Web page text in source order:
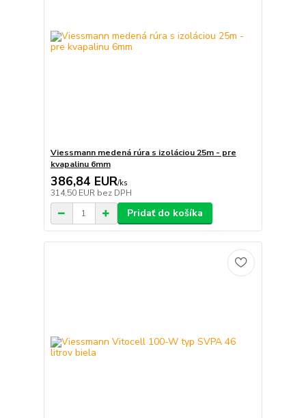
Viessmann medená rúra s izoláciou 25m - pre
kvapalinu 6mm
386,84 EUR/ks
314,50 EUR bez DPH
Pridať do košíka